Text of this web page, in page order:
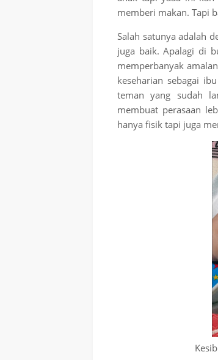
memberi makan. Tapi
Salah satunya adalah
juga baik. Apalagi di
memperbanyak
keseharian sebagai
teman yang sudah
membuat perasaan
hanya fisik tapi juga